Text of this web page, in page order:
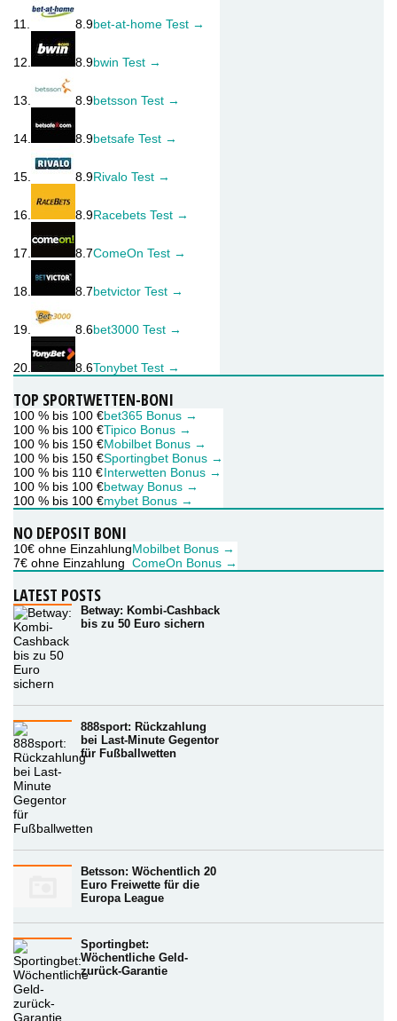
11. 8.9bet-at-home Test →
12. 8.9bwin Test →
13. 8.9betsson Test →
14. 8.9betsafe Test →
15. 8.9Rivalo Test →
16. 8.9Racebets Test →
17. 8.7ComeOn Test →
18. 8.7betvictor Test →
19. 8.6bet3000 Test →
20. 8.6Tonybet Test →
TOP SPORTWETTEN-BONI
100 % bis 100 €bet365 Bonus →
100 % bis 100 €Tipico Bonus →
100 % bis 150 €Mobilbet Bonus →
100 % bis 150 €Sportingbet Bonus →
100 % bis 110 €Interwetten Bonus →
100 % bis 100 €betway Bonus →
100 % bis 100 €mybet Bonus →
NO DEPOSIT BONI
10€ ohne EinzahlungMobilbet Bonus →
7€ ohne Einzahlung ComeOn Bonus →
LATEST POSTS
Betway: Kombi-Cashback
bis zu 50 Euro sichern
888sport: Rückzahlung
bei Last-Minute Gegentor
für Fußballwetten
Betsson: Wöchentlich 20
Euro Freiwette für die
Europa League
Sportingbet:
Wöchentliche Geld-
zurück-Garantie